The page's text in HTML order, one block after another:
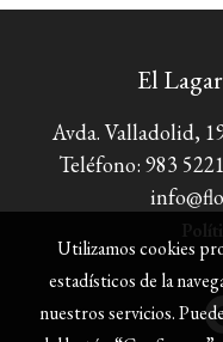
El
Avda. Valladolid,
Teléfono: 983
Utilizamos cookies
estadísticos de la
nuestros servicios.